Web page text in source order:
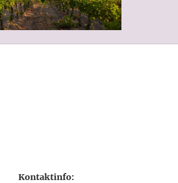
Kontaktinfo: